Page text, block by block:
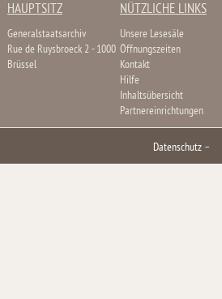
HAUPTSITZ
Generalstaatsarchiv
Rue de Ruysbroeck 2 - 1000
Brüssel
NÜTZLICHE LINKS
Unsere Lesesäle
Öffnungszeiten
Kontakt
Hilfe
Inhaltsübersicht
Partnereinrichtungen
Datenschutz –